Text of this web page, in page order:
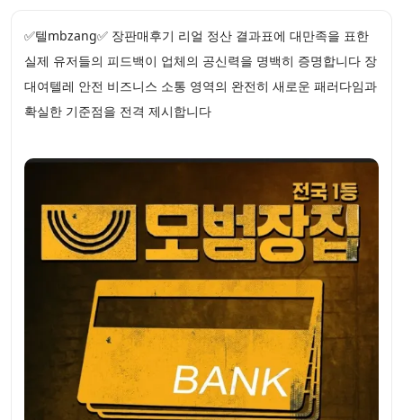
✅텔mbzang✅ 장판매후기 리얼 정산 결과표에 대만족을 표한
실제 유저들의 피드백이 업체의 공신력을 명백히 증명합니다 장
대여텔레 안전 비즈니스 소통 영역의 완전히 새로운 패러다임과
확실한 기준점을 전격 제시합니다